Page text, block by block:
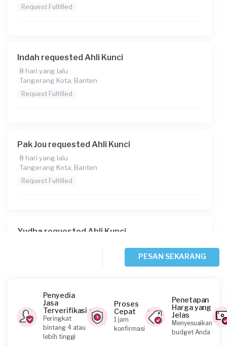
Request Fulfilled
Indah requested Ahli Kunci
8 hari yang lalu
Tangerang Kota, Banten
Request Fulfilled
Pak Jou requested Ahli Kunci
8 hari yang lalu
Tangerang Kota, Banten
Request Fulfilled
Yudha requested Ahli Kunci
Anka Raharja requested Ahli Kunci
30 hari yang lalu
Tangerang Kabupaten, Banten
PESAN SEKARANG
Penyedia
Jasa
Terverifikasi
Peringkat
bintang 4 atau
lebih tinggi
Proses
Cepat
1 jam
konfirmasi
Penetapan
Harga yang
Jelas
Menyesuaikan
budget Anda